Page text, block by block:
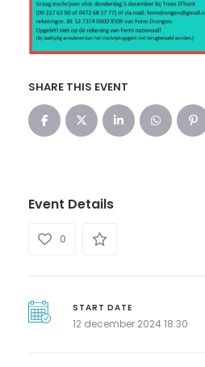
SHARE THIS EVENT
Event Details
0
START DATE
12 december 2024 18:30